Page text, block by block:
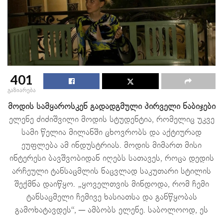
401
გაზიარება
მოდის სამყაროსკენ გადადგმული პირველი ნაბიჯები
ელენე ძიძიშვილი მოდის სტუდენტია, რომელიც უკვე
სამი წელია მილანში ცხოვრობს და აქტიურად
ეუფლება ამ ინდუსტრიას. მოდის მიმართ მისი
ინტერესი ბავშვობიდან იღებს სათავეს, როცა დედის
არჩეული ტანსაცმლის ნაცვლად საკუთარი სტილის
შექმნა დაიწყო. „ყოველთვის მინდოდა, რომ ჩემი
ტანსაცმელი ჩემივე ხასიათსა და განწყობას
გამოხატავდეს“, — ამბობს ელენე. საბოლოოდ, ეს